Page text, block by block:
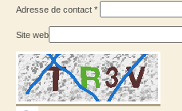
Adresse de contact *
Site web